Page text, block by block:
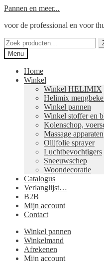
Ga
naar
Ga
de
Pannen en meer...
voor de professional en voor
Zoeken
naar:
Menu
Home
Winkel
Winkel HELIMIX
Helimix
Winkel pannen
Winkel stoffer en
Kolenschop,
Massage apparaten
Olijfolie sprayer
Luchtbevochtigers
Sneeuwschep
Woondecoratie
Catalogus
Verlanglijst…
B2B
Mijn account
Contact
Winkel pannen
Winkelmand
Afrekenen
Mijn account